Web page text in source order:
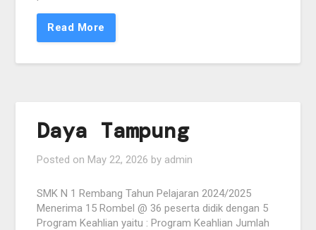
Read More
Daya Tampung
Posted on May 22, 2026 by admin
SMK N 1 Rembang Tahun Pelajaran 2024/2025
Menerima 15 Rombel @ 36 peserta didik dengan 5
Program Keahlian yaitu : Program Keahlian Jumlah